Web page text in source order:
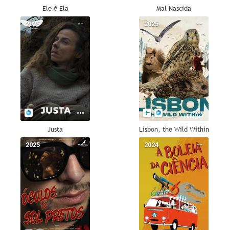
Ele é Ela Mal Nascida
--
2025
Justa
--
2025
Lisbon, the Wild Within
--
2025 --
2024